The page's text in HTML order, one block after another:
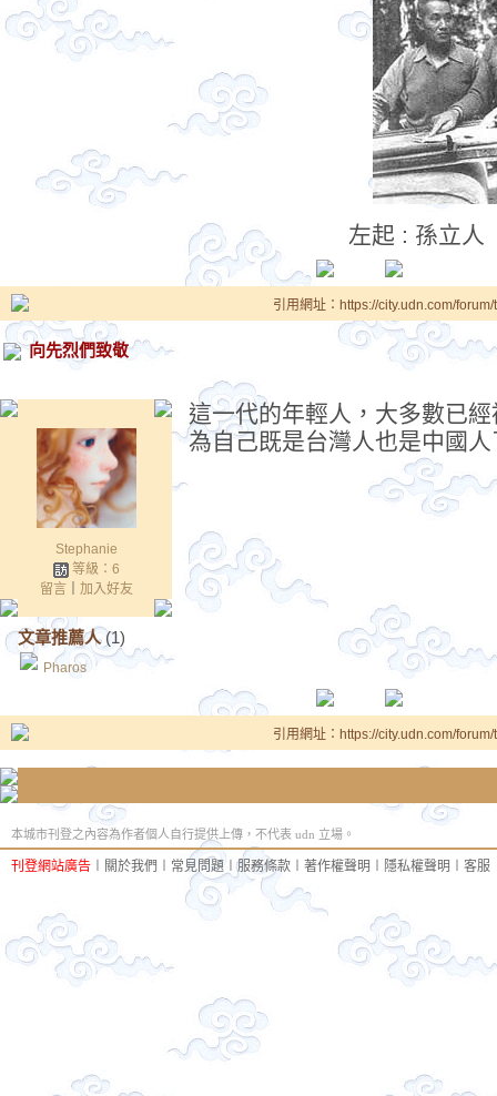
左起 : 孫立
引用網址：https://city.udn.com/
向先烈們致敬
Stephanie
等級：6
留言｜ 加入好友
文章推薦人 (1)
Pharos
這一代的年輕人，大多數已
為自己既是台灣人也是中國
引用網址：https://city.udn.com/
本城市刊登之內容為作者個人自行提供上傳，不代表 udn 立場。
刊登網站廣告 關於我們 常見問題 ︱服務條款 著作權聲明 隱私權聲明 客服